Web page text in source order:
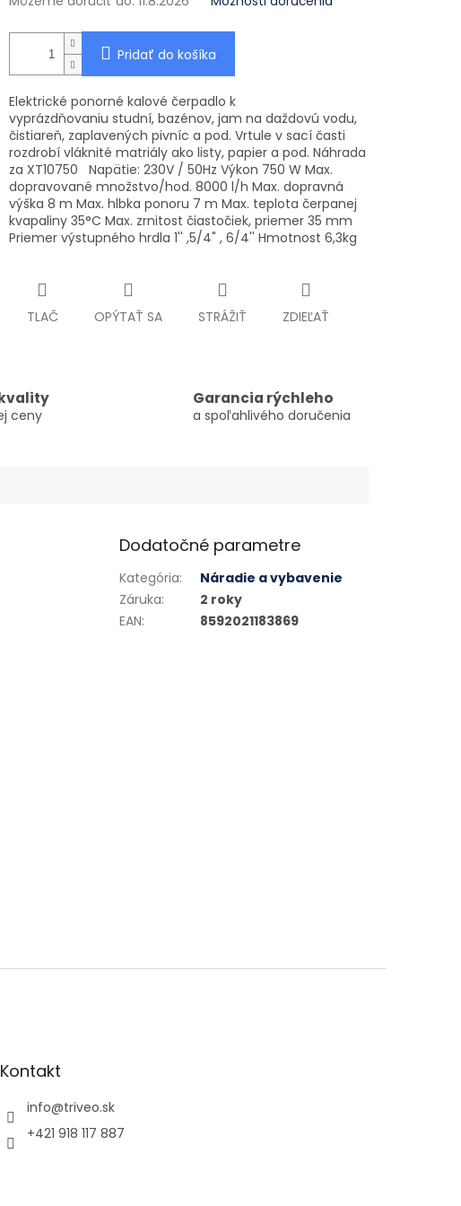
Pridať do košíka
Elektrické ponorné kalové čerpadlo k
vyprázdňovaniu studní, bazénov, jam na daždovú vodu,
čistiareň, zaplavených pivníc a pod. Vrtule v sací časti
rozdrobí vláknité matriály ako listy, papier a pod. Náhrada
za XT10750 Napätie: 230V / 50Hz Výkon 750 W Max.
dopravované množstvo/hod. 8000 l/h Max. dopravná
výška 8 m Max. hlbka ponoru 7 m Max. teplota čerpanej
kvapaliny 35°C Max. zrnitost čiastočiek, priemer 35 mm
Priemer výstupného hrdla 1'' ,5/4" , 6/4'' Hmotnost 6,3kg
TLAČ OPÝTAŤ SA STRÁŽIŤ ZDIEĽAŤ
ceny
Garancia rýchleho
a spoľahlivého doručenia
Dodatočné parametre
Kategória:
Náradie a vybavenie
Záruka:
2 roky
EAN: 8592021183869
Kontakt
info@triveo.sk
+421 918 117 887